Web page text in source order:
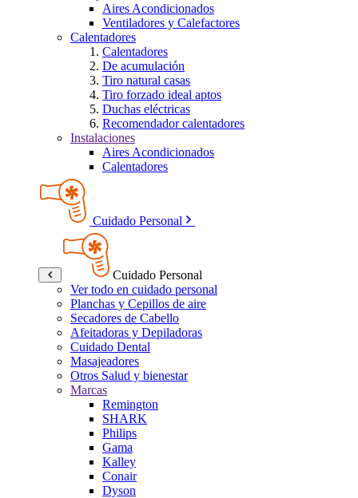
Aires Acondicionados
Ventiladores y Calefactores
Calentadores
Calentadores
De acumulación
Tiro natural casas
Tiro forzado ideal aptos
Duchas eléctricas
Recomendador calentadores
Instalaciones
Aires Acondicionados
Calentadores
Cuidado Personal
Cuidado Personal
Ver todo en cuidado personal
Planchas y Cepillos de aire
Secadores de Cabello
Afeitadoras y Depiladoras
Cuidado Dental
Masajeadores
Otros Salud y bienestar
Marcas
Remington
SHARK
Philips
Gama
Kalley
Conair
Dyson